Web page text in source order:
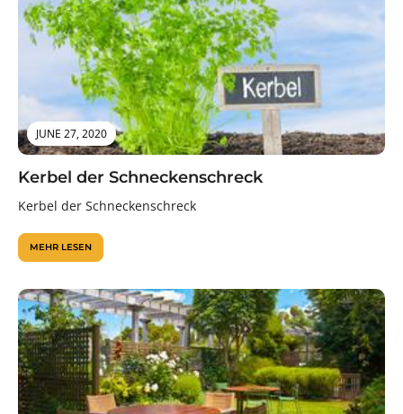
JUNE 27, 2020
Kerbel der Schneckenschreck
Kerbel der Schneckenschreck
MEHR LESEN